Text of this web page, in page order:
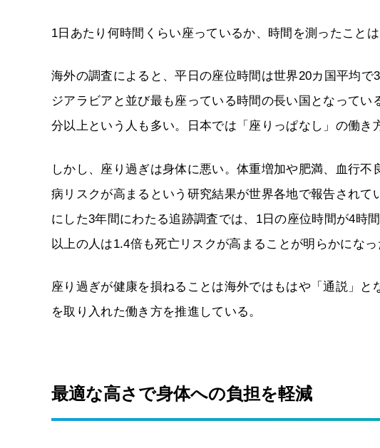
1日あたり何時間くらい座っているか、時間を測ったことは
海外の調査によると、平日の座位時間は世界20カ国平均
ジアラビアと並び最も座っている時間の長い国となって
分以上という人も多い。日本では「座りっぱなし」の働き
しかし、座り過ぎは身体に悪い。体重増加や肥満、血行
病リスクが高まるという研究結果が世界各地で報告され
にした3年間にわたる追跡調査では、1日の座位時間が4時
以上の人は1.4倍も死亡リスクが高まることが明らかになっ
座り過ぎが健康を損ねることは海外ではもはや「通説」と
を取り入れた働き方を推進している。
最適な高さで身体への負担を軽減